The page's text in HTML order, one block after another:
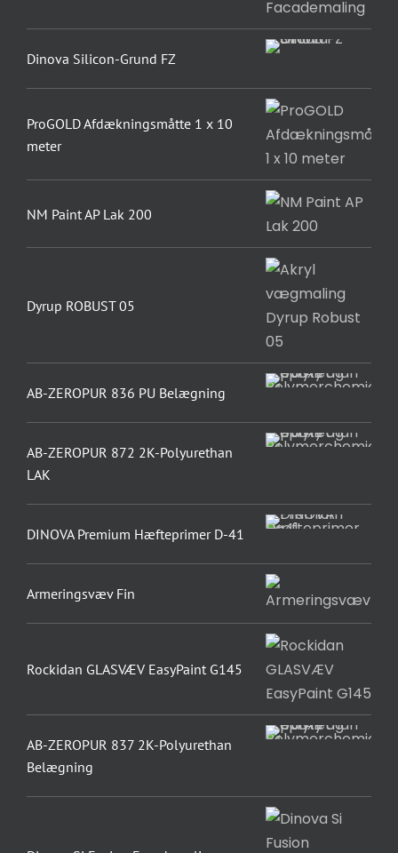
Dinova Silicon-Grund FZ
ProGOLD Afdækningsmåtte 1 x 10
meter
NM Paint AP Lak 200
Dyrup ROBUST 05
AB-ZEROPUR 836 PU Belægning
AB-ZEROPUR 872 2K-Polyurethan
LAK
DINOVA Premium Hæfteprimer D-41
Armeringsvæv Fin
Rockidan GLASVÆV EasyPaint G145
AB-ZEROPUR 837 2K-Polyurethan
Belægning